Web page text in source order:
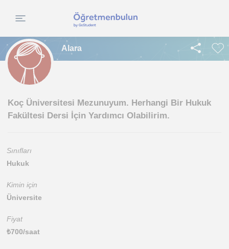
Alara
Koç Üniversitesi Mezunuyum. Herhangi Bir Hukuk
Fakültesi Dersi İçin Yardımcı Olabilirim.
Sınıfları
Hukuk
Kimin için
Üniversite
Fiyat
₺700/saat